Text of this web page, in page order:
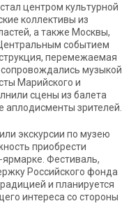
центром культурной
коллективы из
а также Москвы,
событием
перемежаемая
музыкой
Марийского и
сцены из балета
аплодисменты зрителей.
экскурсии по музею
приобрести
Фестиваль,
Российского фонда
и планируется
интереса со стороны